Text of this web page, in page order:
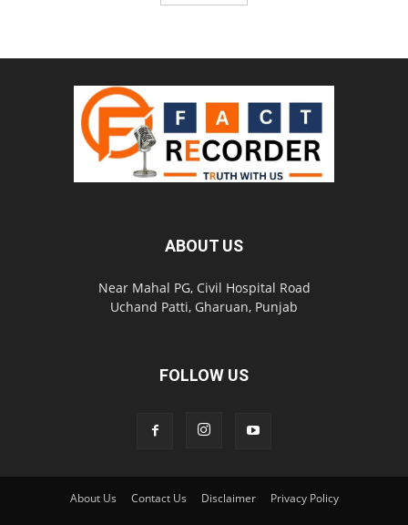
ABOUT US
Near Mahal PG, Civil Hospital Road
Uchand Patti, Gharuan, Punjab
FOLLOW US
About Us Contact Us Disclaimer Privacy Policy